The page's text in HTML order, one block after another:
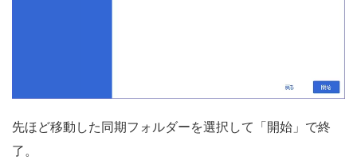
先ほど移動した同期フォルダーを選択して「開始」で終
了。